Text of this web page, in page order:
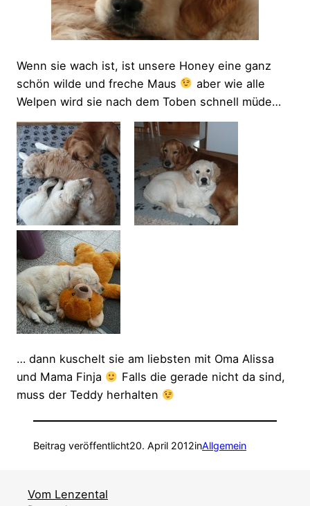
Wenn sie wach ist, ist unsere Honey eine ganz
schön wilde und freche Maus
aber wie alle
Welpen wird sie nach dem Toben schnell müde…
… dann kuschelt sie am liebsten mit Oma Alissa
und Mama Finja
Falls die gerade nicht da sind,
muss der Teddy herhalten
Beitrag veröffentlicht20. April 2012inAllgemein
Vom Lenzental